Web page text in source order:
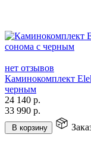
нет отзывов
Каминокомплект
черным
24 140 р.
33 990 р.
В корзину